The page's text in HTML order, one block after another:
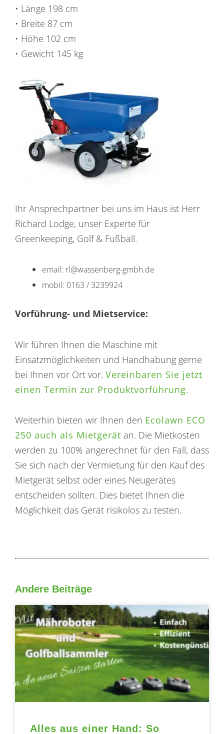
• Länge 198 cm
• Breite 87 cm
• Höhe 102 cm
• Gewicht 145 kg
Ihr Ansprechpartner bei uns im Haus ist Herr
Richard Lodge, unser Experte für
Greenkeeping, Golf & Fußball.
email: rl@wassenberg-gmbh.de
mobil: 0163 / 3239924
Vorführung- und Mietservice:
Wir führen Ihnen die Maschine mit
Einsatzmöglichkeiten und Handhabung gerne
bei Ihnen vor Ort vor. Vereinbaren Sie jetzt
einen Termin zur Produktvorführung.
Weiterhin bieten wir Ihnen den Ecolawn ECO
250 auch als Mietgerät an. Die Mietkosten
werden zu 100% angerechnet für den Fall, dass
Sie sich nach der Vermietung für den Kauf des
Mietgerät selbst oder eines Neugerätes
entscheiden sollten. Dies bietet Ihnen die
Möglichkeit das Gerät risikolos zu testen.
Andere Beiträge
Alles aus einer Hand: So
SeiteSeite
SeiteSeiteSeite